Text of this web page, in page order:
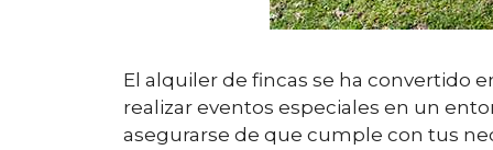
El alquiler de fincas se ha convertido
realizar eventos especiales en un
asegurarse de que cumple con tus